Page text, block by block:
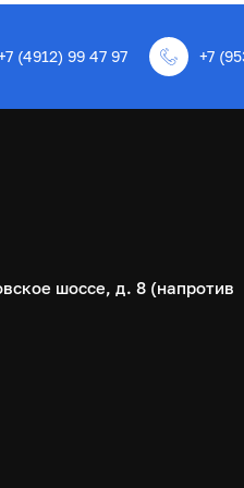
(4912) 99 47 97 +7
шоссе, д. 8 (напротив